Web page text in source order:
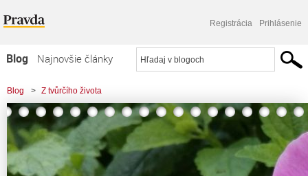
Registrácia Prihlásenie
Blog
Najnovšie články
Najčítanejšie články
Najkomentovanejšie články
Zoznam blogov
Komerčné blogy
Blog > Z tvůrčího života